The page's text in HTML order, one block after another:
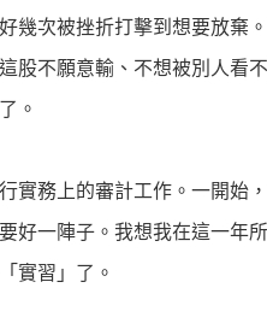
幾次被挫折打擊到想要放棄
股不願意輸、不想被別人看
。
實務上的審計工作。一開始
好一陣子。我想我在這一年
實習」了。